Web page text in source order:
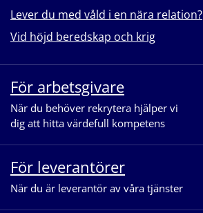
Lever du med våld i en nära relation?
Vid höjd beredskap och krig
För arbetsgivare
När du behöver rekrytera hjälper vi
dig att hitta värdefull kompetens
För leverantörer
När du är leverantör av våra tjänster